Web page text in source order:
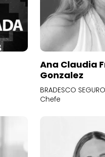
Ana Claudia
Gonzalez
BRADESCO
Chefe